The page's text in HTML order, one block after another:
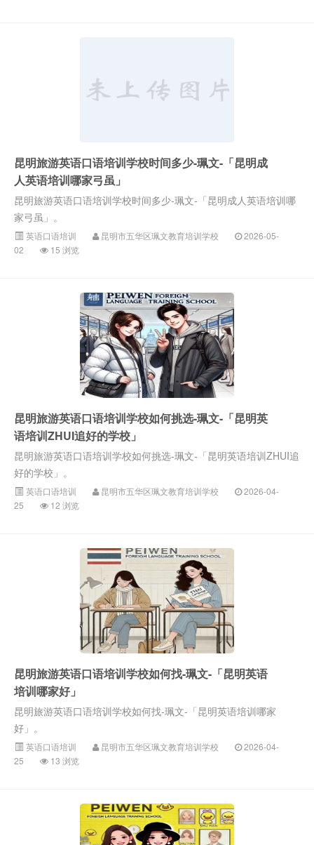
昆明旅游英语口语培训学校时间多少-珮文-「昆明成
人英语培训哪家弓虽」
昆明旅游英语口语培训学校时间多少-珮文-「昆明成人英语培训哪
家弓虽」。
英语口语培训 昆明市五华区珮文教育培训学校
2026-05-
02
15 浏览
昆明旅游英语口语培训学校如何挑选-珮文-「昆明英
语培训ZHUI追好的学校」
昆明旅游英语口语培训学校如何挑选-珮文-「昆明英语培训ZHUI追
好的学校」。
英语口语培训 昆明市五华区珮文教育培训学校
2026-04-
25
12 浏览
昆明旅游英语口语培训学校如何找-珮文-「昆明英语
培训哪家好」
昆明旅游英语口语培训学校如何找-珮文-「昆明英语培训哪家
好」。
英语口语培训 昆明市五华区珮文教育培训学校
2026-04-
25
13 浏览